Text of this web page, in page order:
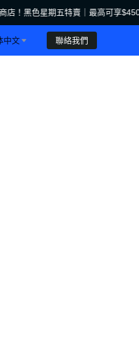
店！黑色星期五特賣｜最高可享$450
中文 聯絡我們